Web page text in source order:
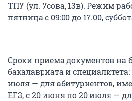
ТПУ (ул. Усова, 13в). Режим
пятница с 09:00 до 17.00,
Сроки приема документов на
бакалавриата и
июля — для абитуриентов,
ЕГЭ, с 20 июня по 20 июля —